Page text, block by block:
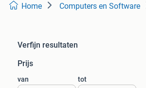
Home Computers en Software
Verfijn resultaten
Prijs
van tot